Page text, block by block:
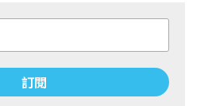
訂閱